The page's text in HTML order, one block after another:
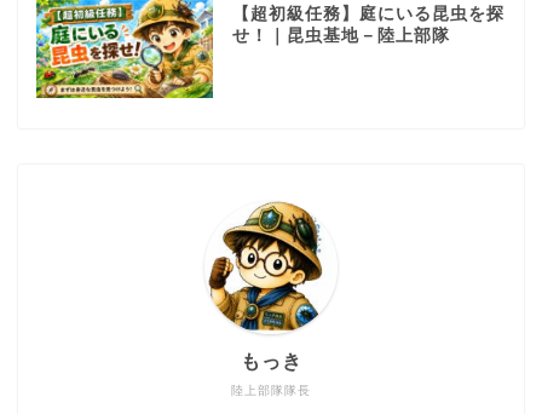
【超初級任務】庭にいる昆虫を探
せ！｜昆虫基地－陸上部隊
陸上部隊隊長
もっき